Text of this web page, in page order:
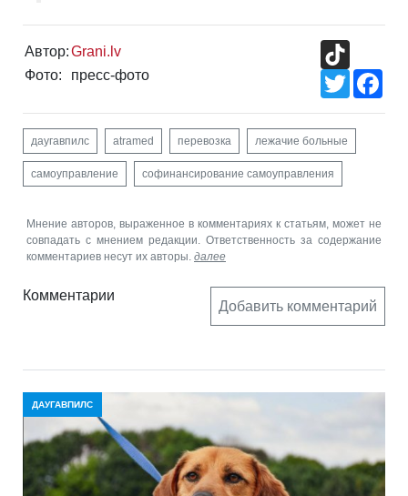
Автор:Grani.lv
Фото:
пресс-фото
Twitter
даугавпилс atramed перевозка лежачие больные
самоуправление софинансирование самоуправления
Мнение авторов, выраженное в комментариях к статьям, может не
совпадать с мнением редакции. Ответственность за содержание
комментариев несут их авторы. далее
Комментарии
Добавить комментарий
ДАУГАВПИЛС